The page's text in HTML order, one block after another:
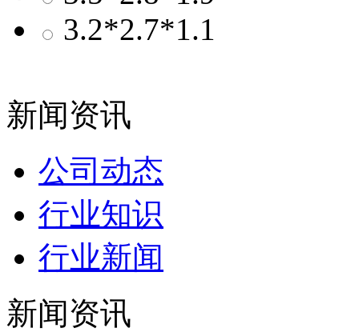
3.2*2.7*1.1
新闻资讯
公司动态
行业知识
行业新闻
新闻资讯